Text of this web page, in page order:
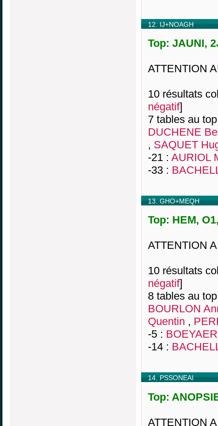
12. IJ+NOAGH
Top: JAUNI,
ATTENTION
10 résultats
négatif]
7 tables au
DUCHENE
, SAQUET
-21 : AURIOL
-33 :
13. GHO+MEQH
Top: HEM,
ATTENTION
10 résultats
négatif]
8 tables au
BOURLON
Quentin ,
-5 :
-14 :
14. PSSONEAI
Top:
ATTENTION